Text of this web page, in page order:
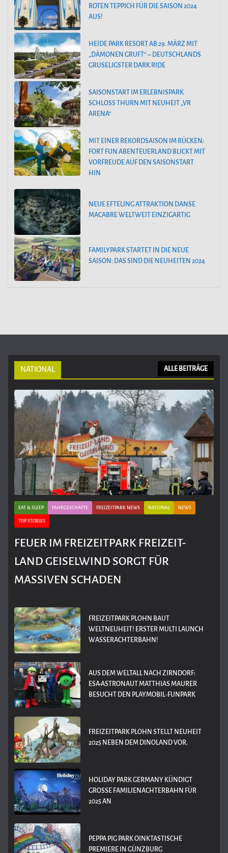
ROTEN TEPPICH FÜR DIE SAISON 2024
AUS!
HEIDE PARK RESORT AB 29. MÄRZ MIT
„DÄMONEN GRUFT“ – DEUTSCHLANDS
GRUSELIGSTER DARK RIDE
SAISONSTART IM ERLEBNISPARK
SCHLOSS THURN MIT NEUHEIT „VR
ARENA“
MIT EINER REKORDSAISON IM RÜCKEN:
FORT FUN ABENTEUERLAND BLICKT MIT
VORFREUDE AUF DEN SAISONSTART
HIN
NEUE EFTELING ATTRAKTION DANSE
MACABRE WELTWEIT EINZIGARTIG
FAMILYPARK STARTET IN DIE NEUE
SAISON: DAS SIND DIE NEUHEITEN 2024
NATIONAL ALLE BEITRÄGE
EAT & SLEEP FAHRGESCHÄFTE FREIZEITPARK NEWS NATIONAL NEWS
TOP STORIES
FEUER IM FREIZEITPARK FREIZEIT-
LAND GEISELWIND SORGT FÜR
MASSIVEN SCHADEN
FREIZEITPARK PLOHN BAUT
WELTNEUHEIT! ERSTER MULTI LAUNCH
WASSERACHTERBAHN!
AUS DEM WELTALL NACH ZIRNDORF:
ESA-ASTRONAUT MATTHIAS MAURER
BESUCHT DEN PLAYMOBIL-FUNPARK
FREIZEITPARK PLOHN STELLT NEUHEIT
2025 NEBEN DEM DINOLAND VOR.
HOLIDAY PARK GERMANY KÜNDIGT
GROSSE FAMILIENACHTERBAHN FÜR 2
025 AN
PEPPA PIG PARK OINKTASTISCHE
PREMIERE IN GÜNZBURG